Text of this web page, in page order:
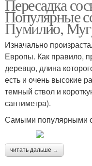
Пересадка
Популярные
Пумилио,
Изначально
Европы. Как правило,
деревцо, длина
есть и очень высокие
темный ствол и
сантиметра).
Самыми популярными
читать дальше →